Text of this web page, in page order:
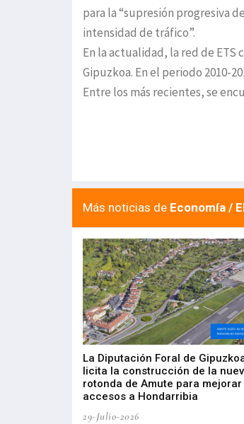
para la “supresión progresiva
intensidad de tráfico”.
En la actualidad, la red de ETS
Gipuzkoa. En el periodo 2010-
Entre los más recientes, se
Más noticias de Economía /
La Diputación Foral de
licita la construcción de la
rotonda de Amute para
accesos a Hondarribia
29-Julio-2026